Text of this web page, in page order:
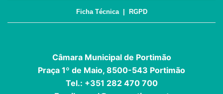
Ficha Técnica| RGPD
Câmara Municipal de Portimão
Praça 1º de Maio, 8500-543 Portimão
Tel.: +351 282 470 700